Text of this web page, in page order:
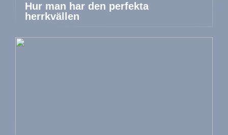
Hur man har den perfekta
herrkvällen